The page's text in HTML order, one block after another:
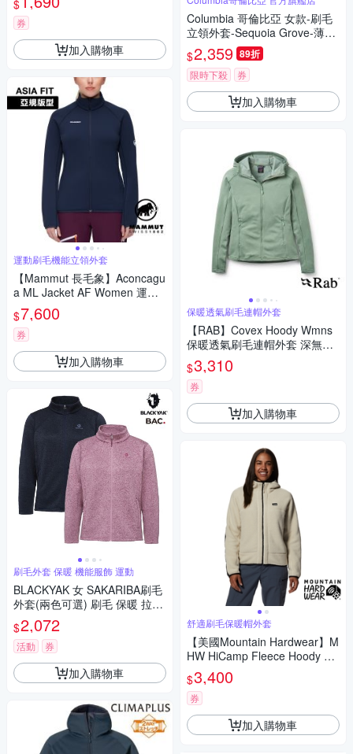
$
券
加入購物車
運動刷毛機能立領外套
【Mammut 長毛象】Aconcagu
a ML Jacket AF Women 運動
刷毛機能立領外套 女款 海洋藍
#1014-04452
$7,600
券
加入購物車
刷毛外套 保暖 機能服飾 運動
BLACKYAK 女 SAKARIBA刷毛
外套(兩色可選) 刷毛 保暖 拉鍊
口袋 外套 BYEB2WJ205
$2,072
活動 券
加入購物車
Columbia 哥倫比亞 女款-刷毛
立領外套-Sequoia Grove-薄暮
藍 UAR06840DE/JF
$2,359 89折
限時下殺 券
加入購物車
保暖透氣刷毛連帽外套
【RAB】Covex Hoody Wmns
保暖透氣刷毛連帽外套 深無花
果綠 女款 #QFG49
$3,310
券
加入購物車
舒適刷毛保暖帽外套
【美國Mountain Hardwear】M
HW HiCamp Fleece Hoody 舒
適刷毛保暖帽外套 女 貝殼白 #
2104271
$3,400
券
加入購物車